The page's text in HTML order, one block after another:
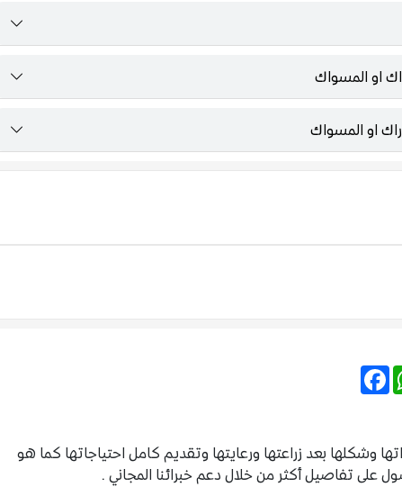
او المسواك
او المسواك
Facebook
وشكلها بعد زراعتها ورعايتها وتقديم كامل احتياجاتها كما هو
على تفاصيل أكثر من خلال دعم خبرائنا المجاني .